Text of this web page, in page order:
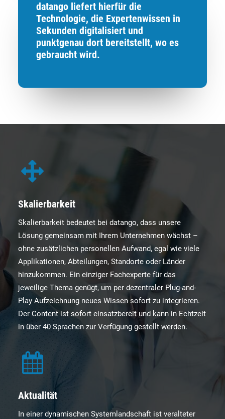
datango liefert hierfür die
Technologie, die Expertenwissen in
Sekunden digitalisiert und
punktgenau dort bereitstellt, wo es
gebraucht wird.
Skalierbarkeit
Skalierbarkeit bedeutet bei datango, dass unsere
Lösung gemeinsam mit Ihrem Unternehmen wächst –
ohne zusätzlichen personellen Aufwand, egal wie viele
Applikationen, Abteilungen, Standorte oder Länder
hinzukommen. Ein einziger Fachexperte für das
jeweilige Thema genügt, um per dezentraler Plug-and-
Play Aufzeichnung neues Wissen sofort zu integrieren.
Der Content ist sofort einsatzbereit und kann in Echtzeit
in über 40 Sprachen zur Verfügung gestellt werden.
Aktualität
In einer dynamischen Systemlandschaft ist veralteter